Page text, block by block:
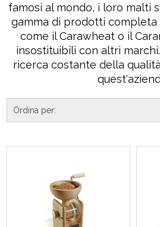
famosi al mondo, i loro malti
gamma di prodotti completa
come il Carawheat o il
insostituibili con altri
ricerca costante della